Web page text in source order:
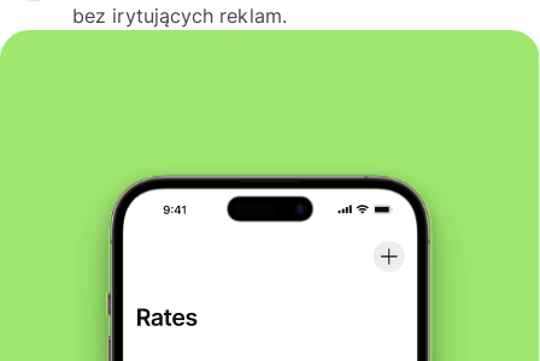
bez irytujących reklam.